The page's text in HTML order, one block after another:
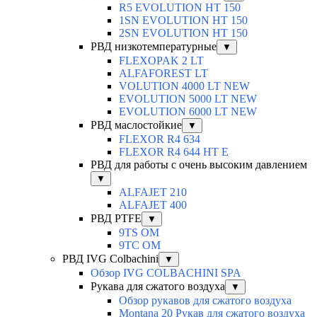
R5 EVOLUTION HT 150
1SN EVOLUTION HT 150
2SN EVOLUTION HT 150
РВД низкотемпературные
▼
FLEXOPAK 2 LT
ALFAFOREST LT
VOLUTION 4000 LT NEW
EVOLUTION 5000 LT NEW
EVOLUTION 6000 LT NEW
РВД маслостойкие
▼
FLEXOR R4 634
FLEXOR R4 644 HT E
РВД для работы с очень высоким давлением
▼
ALFAJET 210
ALFAJET 400
РВД PTFE
▼
9TS OM
9TC OM
РВД IVG Colbachini
▼
Обзор IVG COLBACHINI SPA
Рукава для сжатого воздуха
▼
Обзор рукавов для сжатого воздуха
Montana 20 Рукав для сжатого воздуха